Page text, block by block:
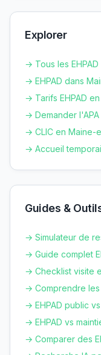
Explorer
→ Tous les EHPAD
→ EHPAD dans
→ Tarifs EHPAD en
→ Demander l'APA
→ CLIC en Maine-
→ Accueil
Guides &
→ Simulateur de
→ Guide complet
→ Checklist visite
→ Comprendre les
→ EHPAD public
→ EHPAD vs
→ Comparer des